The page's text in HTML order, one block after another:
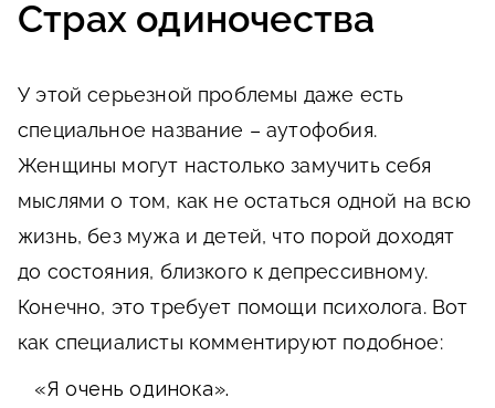
Страх одиночества
У этой серьезной проблемы даже есть
специальное название – аутофобия.
Женщины могут настолько замучить себя
мыслями о том, как не остаться одной на всю
жизнь, без мужа и детей, что порой доходят
до состояния, близкого к депрессивному.
Конечно, это требует помощи психолога. Вот
как специалисты комментируют подобное:
«Я очень одинока».